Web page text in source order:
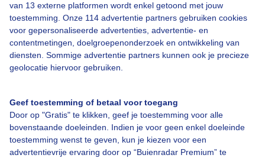
van 13 externe platformen wordt enkel getoond met jouw
toestemming. Onze 114 advertentie partners gebruiken cookies
voor gepersonaliseerde advertenties, advertentie- en
contentmetingen, doelgroepenonderzoek en ontwikkeling van
diensten. Sommige advertentie partners kunnen ook je precieze
geolocatie hiervoor gebruiken.
Geef toestemming of betaal voor toegang
Door op "Gratis" te klikken, geef je toestemming voor alle
bovenstaande doeleinden. Indien je voor geen enkel doeleinde
toestemming wenst te geven, kun je kiezen voor een
advertentievrije ervaring door op “Buienradar Premium” te
Over Buienradar
Bedrijfsgegevens
Contact
Toegankelijkheid
Gebruikersvoorwaarden